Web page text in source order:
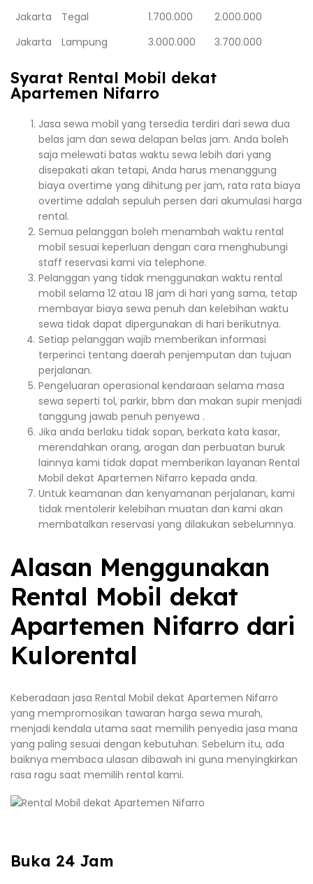
Jakarta
Tegal 1.700.000
2.000.000
Jakarta
Lampung 3.000.000 3.700.000
Syarat Rental Mobil dekat
Apartemen Nifarro
Jasa sewa mobil yang tersedia terdiri dari sewa dua
belas jam dan sewa delapan belas jam. Anda boleh
saja melewati batas waktu sewa lebih dari yang
disepakati akan tetapi, Anda harus menanggung
biaya overtime yang dihitung per jam, rata rata biaya
overtime adalah sepuluh persen dari akumulasi harga
rental.
Semua pelanggan boleh menambah waktu rental
mobil sesuai keperluan dengan cara menghubungi
staff reservasi kami via telephone.
Pelanggan yang tidak menggunakan waktu rental
mobil selama 12 atau 18 jam di hari yang sama, tetap
membayar biaya sewa penuh dan kelebihan waktu
sewa tidak dapat dipergunakan di hari berikutnya.
Setiap pelanggan wajib memberikan informasi
terperinci tentang daerah penjemputan dan tujuan
perjalanan.
Pengeluaran operasional kendaraan selama masa
sewa seperti tol, parkir, bbm dan makan supir menjadi
tanggung jawab penuh penyewa .
Jika anda berlaku tidak sopan, berkata kata kasar,
merendahkan orang, arogan dan perbuatan buruk
lainnya kami tidak dapat memberikan layanan Rental
Mobil dekat Apartemen Nifarro kepada anda.
Untuk keamanan dan kenyamanan perjalanan, kami
tidak mentolerir kelebihan muatan dan kami akan
membatalkan reservasi yang dilakukan sebelumnya.
Alasan Menggunakan
Rental Mobil dekat
Apartemen Nifarro dari
Kulorental
Keberadaan jasa Rental Mobil dekat Apartemen Nifarro
yang mempromosikan tawaran harga sewa murah,
menjadi kendala utama saat memilih penyedia jasa mana
yang paling sesuai dengan kebutuhan. Sebelum itu, ada
baiknya membaca ulasan dibawah ini guna menyingkirkan
rasa ragu saat memilih rental kami.
Buka 24 Jam